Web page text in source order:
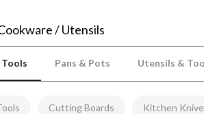
/ Utensils
Pans & Pots Utensils &
Cutting Boards Kitchen